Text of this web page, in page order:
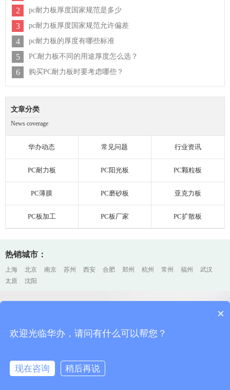
2 pc耐力板厚度国家规范是多少
3 pc耐力板厚度国家规范允许偏差
4 pc耐力板的厚度有哪些标准
5 PC耐力板不同的用途厚度怎么选？
6 购买PC耐力板时要考虑哪些？
文章分类
News coverage
华办动态 常见问题 行业资讯
PC耐力板 PC阳光板 PC颗粒板
PC薄膜 PC磨砂板 亚克力板
PC板加工 PC板厂家 PC扩散板
热销城市：
上海 北京 南京 苏州 西安 合肥 郑州 杭州 常州 福州
武汉
太原
沈阳
欢迎咨询华办，您的每一个电话、邮件、留言，我们都会认真对待
×
欢迎光临华办，请问有什么可以帮您？
现在咨询 稍后再说